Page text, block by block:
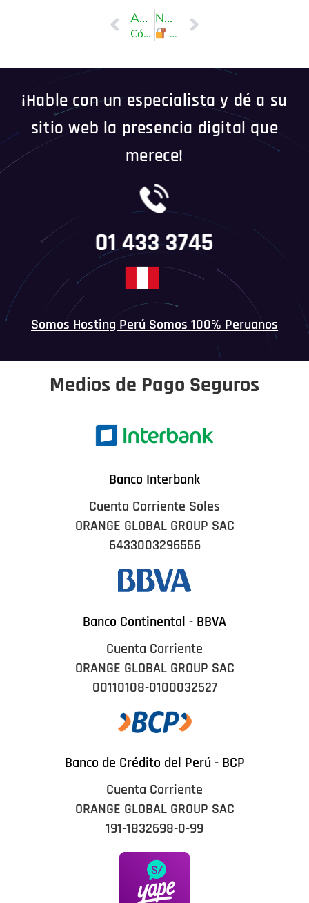
ANTERIOR
Cómo administrar una base de datos MySQL con phpMyAdmin
NEXT
¡Hable con un especialista y dé a su
sitio web la presencia digital que
merece!
01 433 3745
Somos Hosting Perú Somos 100% Peruanos
Medios de Pago Seguros
Banco Interbank
Cuenta Corriente Soles
ORANGE GLOBAL GROUP SAC
6433003296556
Banco Continental - BBVA
Cuenta Corriente
ORANGE GLOBAL GROUP SAC
00110108-0100032527
Banco de Crédito del Perú - BCP
Cuenta Corriente
ORANGE GLOBAL GROUP SAC
191-1832698-0-99